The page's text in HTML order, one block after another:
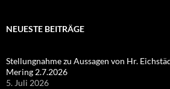
NEUESTE BEITRÄGE
Stellungnahme zu Aussagen von Hr.
Mering 2.7.2026
5. Juli 2026